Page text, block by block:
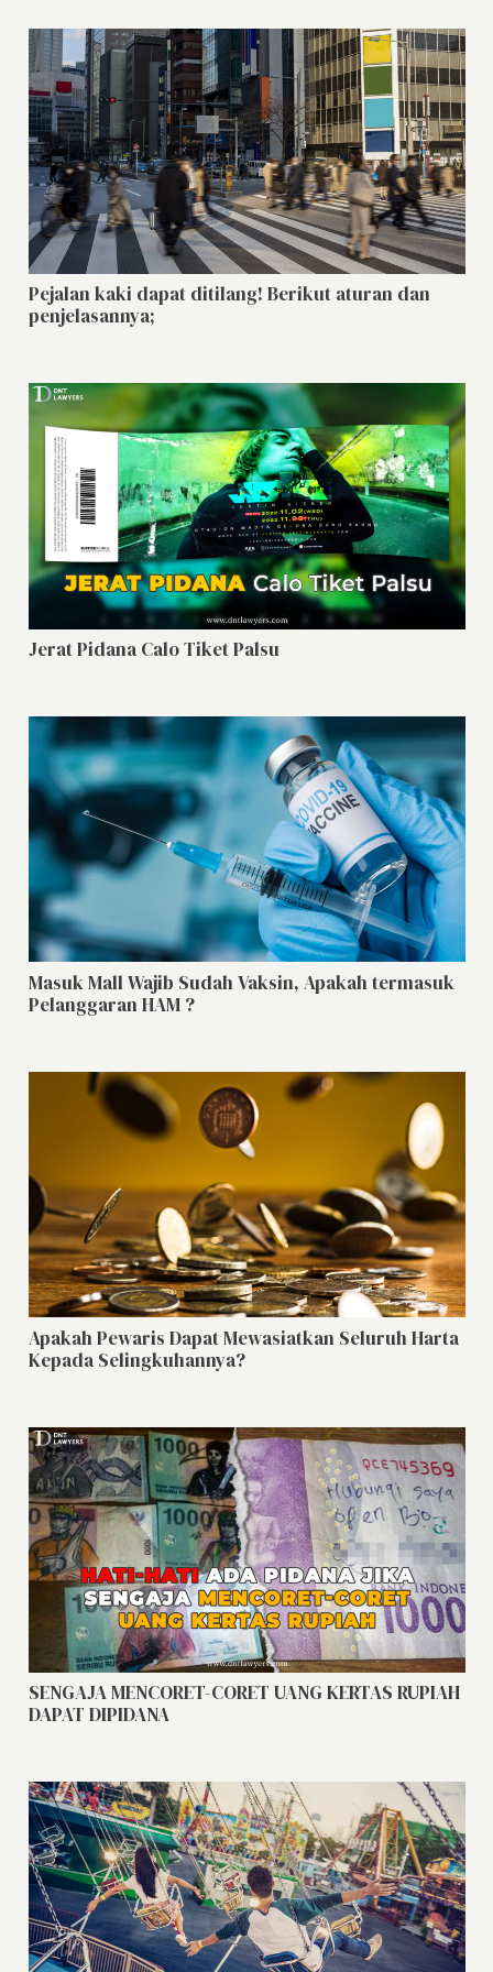
Pejalan kaki dapat ditilang! Berikut aturan dan
penjelasannya;
Jerat Pidana Calo Tiket Palsu
Masuk Mall Wajib Sudah Vaksin, Apakah termasuk
Pelanggaran HAM ?
Apakah Pewaris Dapat Mewasiatkan Seluruh Harta
Kepada Selingkuhannya?
SENGAJA MENCORET-CORET UANG KERTAS RUPIAH
DAPAT DIPIDANA